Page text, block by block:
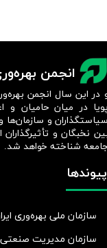
انجمن
پیوندها
سازمان ملی بهره‌وری
سازمان مدیریت صنعتی
در این سال انجمن
در میان حامیان و
و سازمان‌ها
نخبگان و
شناخته خواهد شد.​​​​​​​